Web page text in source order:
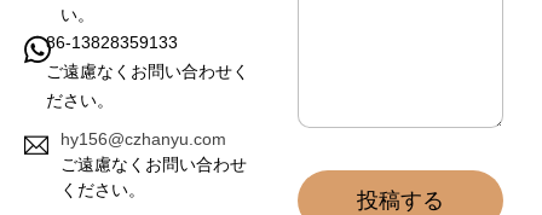
い。
86-13828359133
ご遠慮なくお問い合わせく
ださい。
hy156@czhanyu.com
ご遠慮なくお問い合わせ
ください。
投稿する